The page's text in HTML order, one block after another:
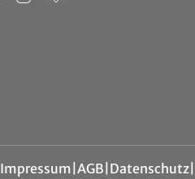
Impressum AGB Datenschutz|